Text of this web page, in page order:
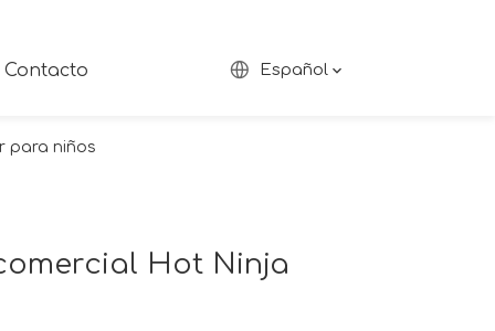
Contacto Español
para niños
Hot Ninja